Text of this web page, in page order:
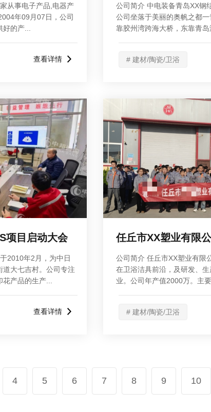
从事电子产品,电器产
年09月07日，公司
的产...
查看详情 # 建材/陶瓷/卫浴
公司简介 中电装备青岛XX钢
公司坐落于美丽的奥帆之都
靠胶州湾跨海大桥，东靠青岛
项目启动大会
2010年2月，为中日
大七吉村。公司专注
产品的生产...
查看详情 # 建材/陶瓷/卫浴
公司简介 任丘市XX塑业有限
在卫浴洁具前沿，及研发、
业。公司年产值2000万。主
4 5 6 7 8 9 10